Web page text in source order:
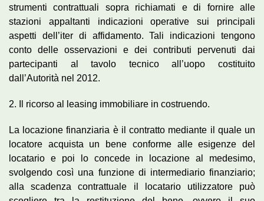
strumenti contrattuali sopra richiamati e di fornire alle
stazioni appaltanti indicazioni operative sui principali
aspetti dell’iter di affidamento. Tali indicazioni tengono
conto delle osservazioni e dei contributi pervenuti dai
partecipanti al tavolo tecnico all’uopo costituito
dall’Autorità nel 2012.
2. Il ricorso al leasing immobiliare in costruendo.
La locazione finanziaria è il contratto mediante il quale un
locatore acquista un bene conforme alle esigenze del
locatario e poi lo concede in locazione al medesimo,
svolgendo così una funzione di intermediario finanziario;
alla scadenza contrattuale il locatario utilizzatore può